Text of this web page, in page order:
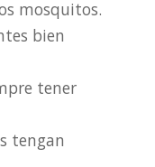
mosquitos.
bien
tener
tengan